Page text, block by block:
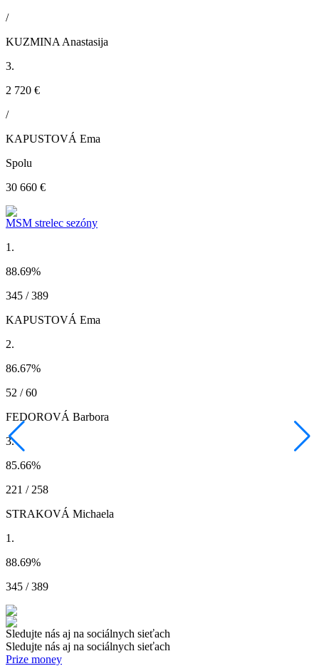
/
KUZMINA Anastasija
3.
2 720 €
/
KAPUSTOVÁ Ema
Spolu
30 660 €
MSM strelec sezóny
1.
88.69%
345 / 389
KAPUSTOVÁ Ema
2.
86.67%
52 / 60
FEDOROVÁ Barbora
3.
85.66%
221 / 258
STRAKOVÁ Michaela
1.
88.69%
345 / 389
Sledujte nás aj na sociálnych sieťach
Sledujte nás aj na sociálnych sieťach
Prize money